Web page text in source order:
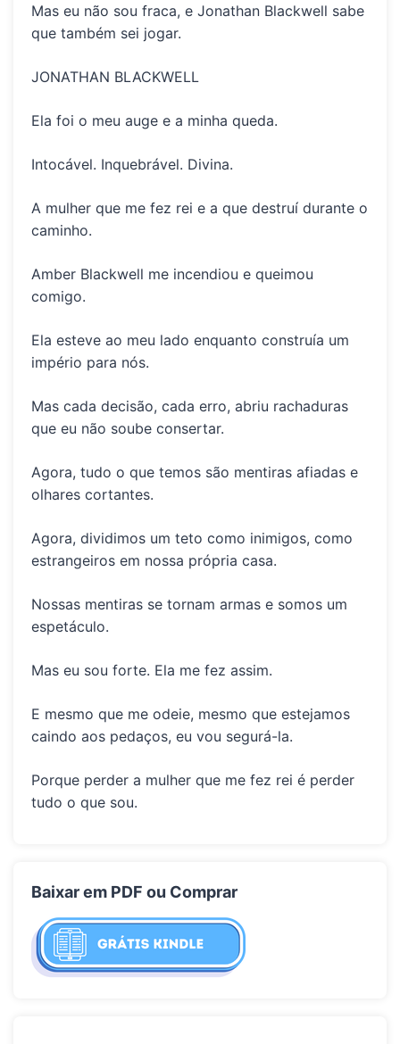
Mas eu não sou fraca, e Jonathan Blackwell sabe
que também sei jogar.
JONATHAN BLACKWELL
Ela foi o meu auge e a minha queda.
Intocável. Inquebrável. Divina.
A mulher que me fez rei e a que destruí durante o
caminho.
Amber Blackwell me incendiou e queimou
comigo.
Ela esteve ao meu lado enquanto construía um
império para nós.
Mas cada decisão, cada erro, abriu rachaduras
que eu não soube consertar.
Agora, tudo o que temos são mentiras afiadas e
olhares cortantes.
Agora, dividimos um teto como inimigos, como
estrangeiros em nossa própria casa.
Nossas mentiras se tornam armas e somos um
espetáculo.
Mas eu sou forte. Ela me fez assim.
E mesmo que me odeie, mesmo que estejamos
caindo aos pedaços, eu vou segurá-la.
Porque perder a mulher que me fez rei é perder
tudo o que sou.
Baixar em PDF ou Comprar